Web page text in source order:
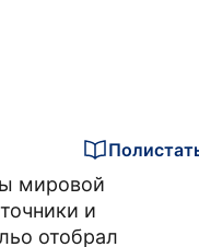
мировой
и
отобрал